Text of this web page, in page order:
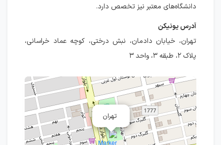
دانشگاه‌های معتبر نیز تخصص دارد.
آدرس یونیکن
تهران، خیابان دادمان، نبش درختی، کوچه عماد خراسانی،
پلاک ۲، طبقه ۳، واحد ۳
تهران